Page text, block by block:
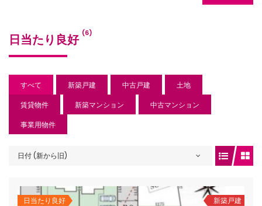
日当たり良好 (6)
すべて 新築戸建 中古戸建
土地
賃貸物件
新築マンション
中古マンション
事業用物件
日付 (新から旧)
日当たり良好
新築戸建
top-
top-